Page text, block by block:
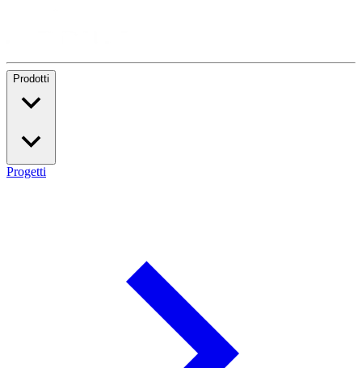
Prodotti
Progetti